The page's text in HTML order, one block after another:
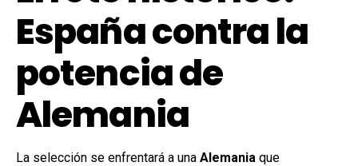
España contra la
potencia de
Alemania
La selección se enfrentará a una Alemania que